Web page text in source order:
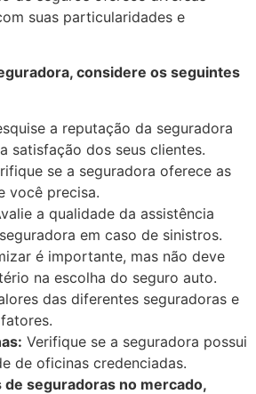
suas particularidades e
considere os seguintes
a reputação da seguradora
satisfação dos seus clientes.
se a seguradora oferece as
você precisa.
a qualidade da assistência
em caso de sinistros.
é importante, mas não deve
na escolha do seguro auto.
das diferentes seguradoras e
Verifique se a seguradora possui
de oficinas credenciadas.
seguradoras no mercado,